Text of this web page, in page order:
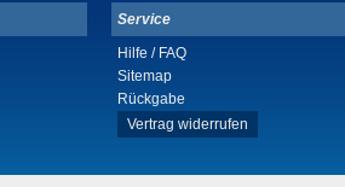
Service
Hilfe / FAQ
Sitemap
Rückgabe
Vertrag widerrufen